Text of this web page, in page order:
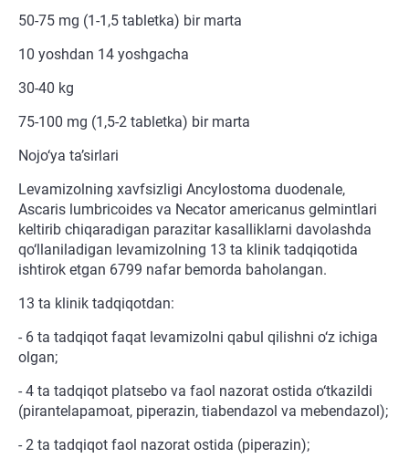
50-75 mg (1-1,5 tabletka) bir marta
10 yoshdan 14 yoshgacha
30-40 kg
75-100 mg (1,5-2 tabletka) bir marta
Nojo‘ya ta’sirlari
Levamizolning xavfsizligi Ancylostoma duodenale,
Ascaris lumbricoides va Necator americanus gelmintlari
keltirib chiqaradigan parazitar kasalliklarni davolashda
qo‘llaniladigan levamizolning 13 ta klinik tadqiqotida
ishtirok etgan 6799 nafar bemorda baholangan.
13 ta klinik tadqiqotdan:
- 6 ta tadqiqot faqat levamizolni qabul qilishni o‘z ichiga
olgan;
- 4 ta tadqiqot platsebo va faol nazorat ostida o‘tkazildi
(pirantelapamoat, piperazin, tiabendazol va mebendazol);
- 2 ta tadqiqot faol nazorat ostida (piperazin);